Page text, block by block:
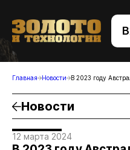
+7
Главная Новости В 2023 году
Новости
12 марта 2024